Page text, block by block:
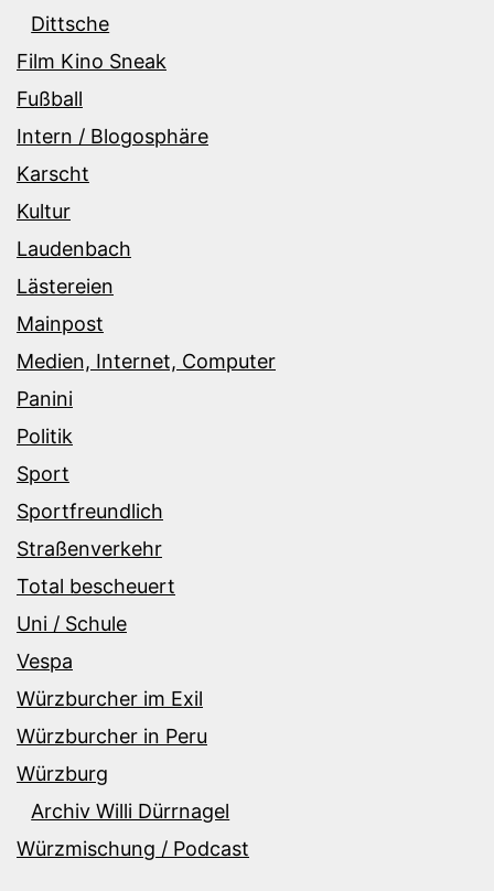
Dittsche
Film Kino Sneak
Fußball
Intern / Blogosphäre
Karscht
Kultur
Laudenbach
Lästereien
Mainpost
Medien, Internet, Computer
Panini
Politik
Sport
Sportfreundlich
Straßenverkehr
Total bescheuert
Uni / Schule
Vespa
Würzburcher im Exil
Würzburcher in Peru
Würzburg
Archiv Willi Dürrnagel
Würzmischung / Podcast